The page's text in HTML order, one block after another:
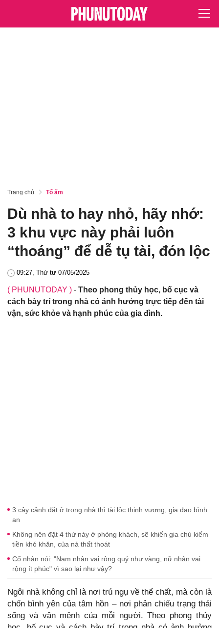
Trang chủ Tổ ấm
Dù nhà to hay nhỏ, hãy nhớ:
3 khu vực này phải luôn
“thoáng” để dễ tụ tài, đón lộc
09:27, Thứ tư 07/05/2025
( PHUNUTODAY ) - Theo phong thủy học, bố cục và
cách bày trí trong nhà có ảnh hưởng trực tiếp đến tài
vận, sức khỏe và hạnh phúc của gia đình.
3 cây cảnh đặt ở trong nhà thì tài lộc thịnh vượng, gia đạo bình
an
Không nên đặt 4 thứ này ở phòng khách, sẽ khiến gia chủ kiếm
tiền khó khăn, của nả thất thoát
Cổ nhân nói: "Nam nhân vai rộng quý như vàng, nữ nhân vai
rộng ít phúc" vì sao lại như vậy?
Ngôi nhà không chỉ là nơi trú ngụ về thể chất, mà còn là
chốn bình yên của tâm hồn – nơi phản chiếu trạng thái
sống và vận mệnh của mỗi người. Theo phong thủy